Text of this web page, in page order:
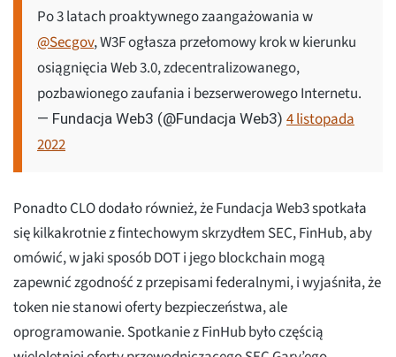
Po 3 latach proaktywnego zaangażowania w
@Secgov, W3F ogłasza przełomowy krok w kierunku
osiągnięcia Web 3.0, zdecentralizowanego,
pozbawionego zaufania i bezserwerowego Internetu.
— Fundacja Web3 (@Fundacja Web3) 4 listopada
2022
Ponadto CLO dodało również, że Fundacja Web3 spotkała
się kilkakrotnie z fintechowym skrzydłem SEC, FinHub, aby
omówić, w jaki sposób DOT i jego blockchain mogą
zapewnić zgodność z przepisami federalnymi, i wyjaśniła, że
token nie stanowi oferty bezpieczeństwa, ale
oprogramowanie. Spotkanie z FinHub było częścią